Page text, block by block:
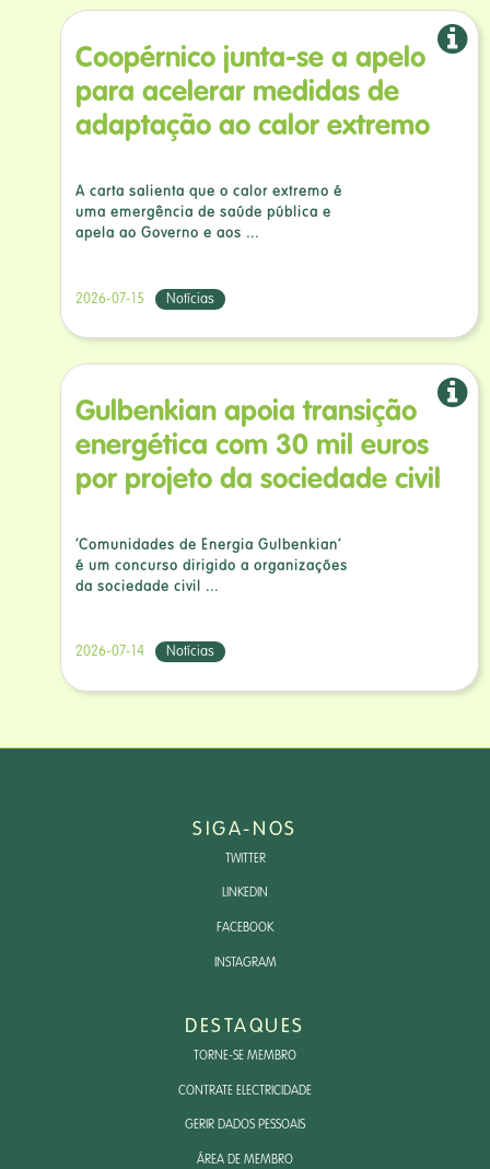
Coopérnico junta-se a apelo
para acelerar medidas de
adaptação ao calor extremo
A carta salienta que o calor extremo é
uma emergência de saúde pública e
apela ao Governo e aos ...
2026-07-15 Notícias
Gulbenkian apoia transição
energética com 30 mil euros
por projeto da sociedade civil
‘Comunidades de Energia Gulbenkian’
é um concurso dirigido a organizações
da sociedade civil ...
2026-07-14 Notícias
SIGA-NOS
TWITTER
LINKEDIN
FACEBOOK
INSTAGRAM
DESTAQUES
TORNE-SE MEMBRO
CONTRATE ELECTRICIDADE
GERIR DADOS PESSOAIS
ÁREA DE MEMBRO